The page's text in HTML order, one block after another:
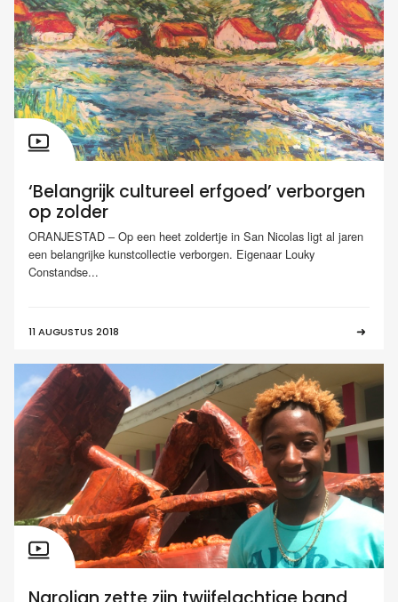
‘Belangrijk cultureel erfgoed’ verborgen
op zolder
ORANJESTAD – Op een heet zoldertje in San Nicolas ligt al jaren
een belangrijke kunstcollectie verborgen. Eigenaar Louky
Constandse...
11 AUGUSTUS 2018